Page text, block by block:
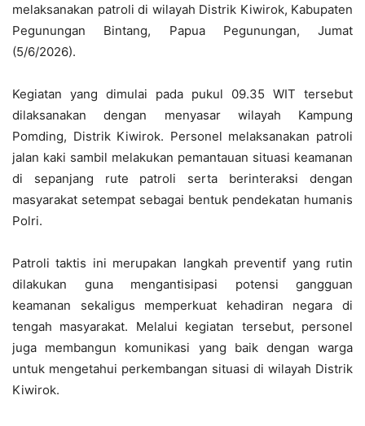
melaksanakan patroli di wilayah Distrik Kiwirok, Kabupaten
Pegunungan Bintang, Papua Pegunungan, Jumat
(5/6/2026).
Kegiatan yang dimulai pada pukul 09.35 WIT tersebut
dilaksanakan dengan menyasar wilayah Kampung
Pomding, Distrik Kiwirok. Personel melaksanakan patroli
jalan kaki sambil melakukan pemantauan situasi keamanan
di sepanjang rute patroli serta berinteraksi dengan
masyarakat setempat sebagai bentuk pendekatan humanis
Polri.
Patroli taktis ini merupakan langkah preventif yang rutin
dilakukan guna mengantisipasi potensi gangguan
keamanan sekaligus memperkuat kehadiran negara di
tengah masyarakat. Melalui kegiatan tersebut, personel
juga membangun komunikasi yang baik dengan warga
untuk mengetahui perkembangan situasi di wilayah Distrik
Kiwirok.